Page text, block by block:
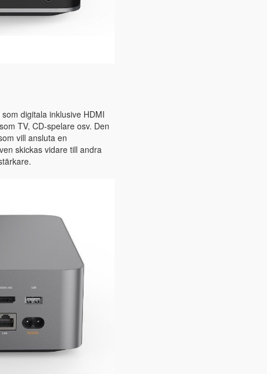
digitala inklusive HDMI
TV, CD-spelare osv. Den
vill ansluta en
skickas vidare till andra